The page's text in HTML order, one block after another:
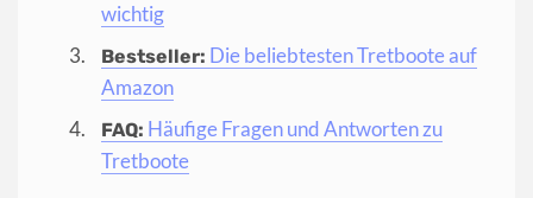
wichtig
Bestseller: Die beliebtesten Tretboote auf
Amazon
FAQ: Häufige Fragen und Antworten zu
Tretboote